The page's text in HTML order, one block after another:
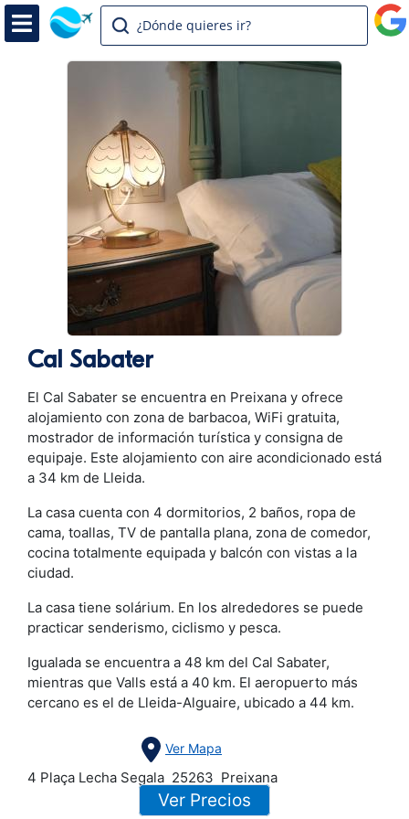
¿Dónde quieres ir?
Cal Sabater
El Cal Sabater se encuentra en Preixana y ofrece
alojamiento con zona de barbacoa, WiFi gratuita,
mostrador de información turística y consigna de
equipaje. Este alojamiento con aire acondicionado está
a 34 km de Lleida.
La casa cuenta con 4 dormitorios, 2 baños, ropa de
cama, toallas, TV de pantalla plana, zona de comedor,
cocina totalmente equipada y balcón con vistas a la
ciudad.
La casa tiene solárium. En los alrededores se puede
practicar senderismo, ciclismo y pesca.
Igualada se encuentra a 48 km del Cal Sabater,
mientras que Valls está a 40 km. El aeropuerto más
cercano es el de Lleida-Alguaire, ubicado a 44 km.
Ver Mapa
4 Plaça Lecha Segala 25263 Preixana
Ver Precios